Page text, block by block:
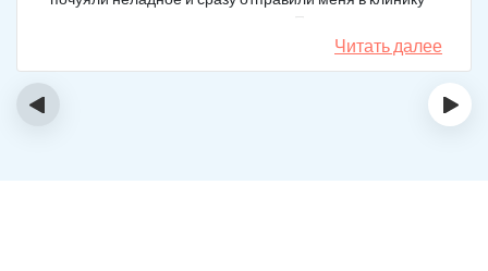
после того как я им все рассказал. Прошел курс
лечения, но мысли о коксе не прошли. Сейчас хожу на
курсы анонимных наркоманов, делаю все, чтобы
Читать далее
‹ ›